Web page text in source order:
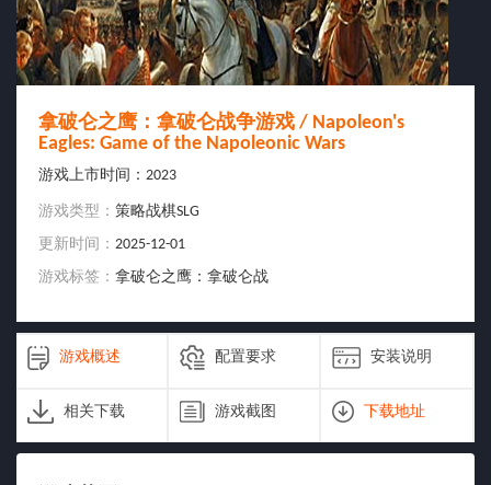
拿破仑之鹰：拿破仑战争游戏 / Napoleon's
Eagles: Game of the Napoleonic Wars
游戏上市时间： 2023
游戏类型： 策略战棋SLG
更新时间： 2025-12-01
游戏标签： 拿破仑之鹰：拿破仑战
the Napoleonic Wars
游戏概述
配置要求 安装说明
相关下载 游戏截图 下载地址